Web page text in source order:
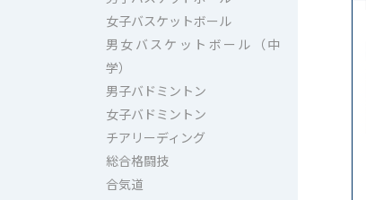
女子バスケットボール
男女バスケットボール（中
学）
男子バドミントン
女子バドミントン
チアリーディング
総合格闘技
合気道